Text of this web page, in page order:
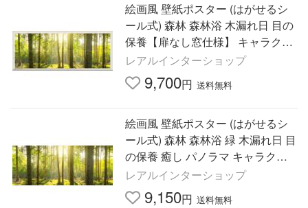
絵画風 壁紙ポスター (はがせるシ
ール式) 森林 森林浴 木漏れ日 目の
保養【扉なし窓仕様】 キャラクロ
SNR-113NP1(パノラマ版 1440mm
×576mm)＜日本製＞
レアルインターショップ
9,700円 送料無料
絵画風 壁紙ポスター (はがせるシ
ール式) 森林 森林浴 緑 木漏れ日 目
の保養 癒し パノラマ キャラクロ
SNR-113P1(パノラマ版 1440mm×
576mm)＜日本製＞
レアルインターショップ
9,150円 送料無料